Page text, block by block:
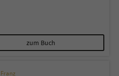
zum Buch